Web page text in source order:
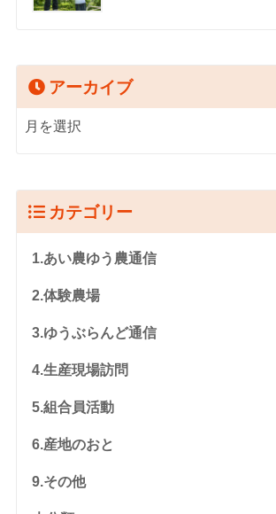
アーカイブ
カテゴリー
1.あい農ゆう農通信
2.体験農場
3.ゆうぶらんど通信
4.生産現場訪問
5.組合員活動
6.産地のおと
9.その他